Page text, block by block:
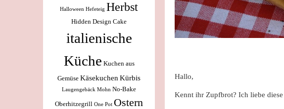
Hallo,
Kennt ihr Zupfbrot? Ich liebe
Halloween Hefeteig Herbst
Hidden Design Cake
italienische
Küche Kuchen aus
Gemüse Käsekuchen Kürbis
Laugengebäck Mohn No-Bake
Oberhitzegrill One Pot Ostern